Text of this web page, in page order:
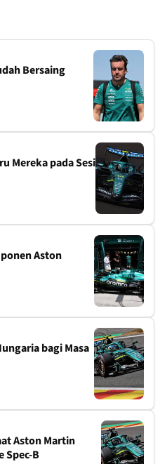
Bersaing
Mereka pada Sesi
Aston
bagi Masa
Aston Martin
Spec-B